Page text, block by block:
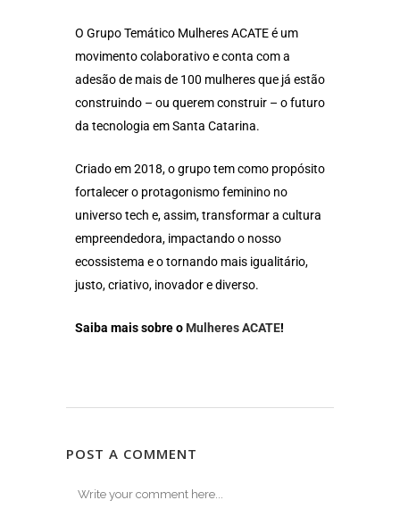
O Grupo Temático Mulheres ACATE é um
movimento colaborativo e conta com a
adesão de mais de 100 mulheres que já estão
construindo – ou querem construir – o futuro
da tecnologia em Santa Catarina.
Criado em 2018, o grupo tem como propósito
fortalecer o protagonismo feminino no
universo tech e, assim, transformar a cultura
empreendedora, impactando o nosso
ecossistema e o tornando mais igualitário,
justo, criativo, inovador e diverso.
Saiba mais sobre o Mulheres ACATE!
POST A COMMENT